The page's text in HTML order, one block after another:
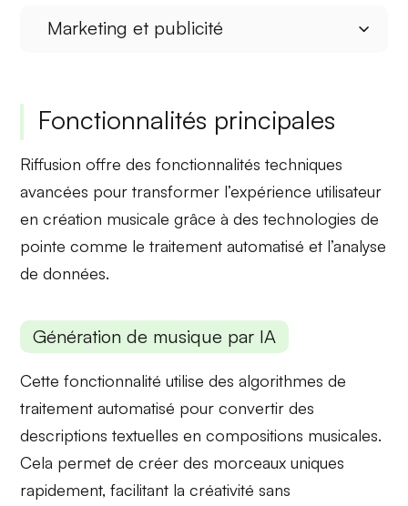
Marketing et publicité
Fonctionnalités principales
Riffusion offre des fonctionnalités techniques
avancées pour transformer l’expérience utilisateur
en création musicale grâce à des technologies de
pointe comme le traitement automatisé et l’analyse
de données.
Génération de musique par IA
Cette fonctionnalité utilise des algorithmes de
traitement automatisé pour convertir des
descriptions textuelles en compositions musicales.
Cela permet de créer des morceaux uniques
rapidement, facilitant la créativité sans